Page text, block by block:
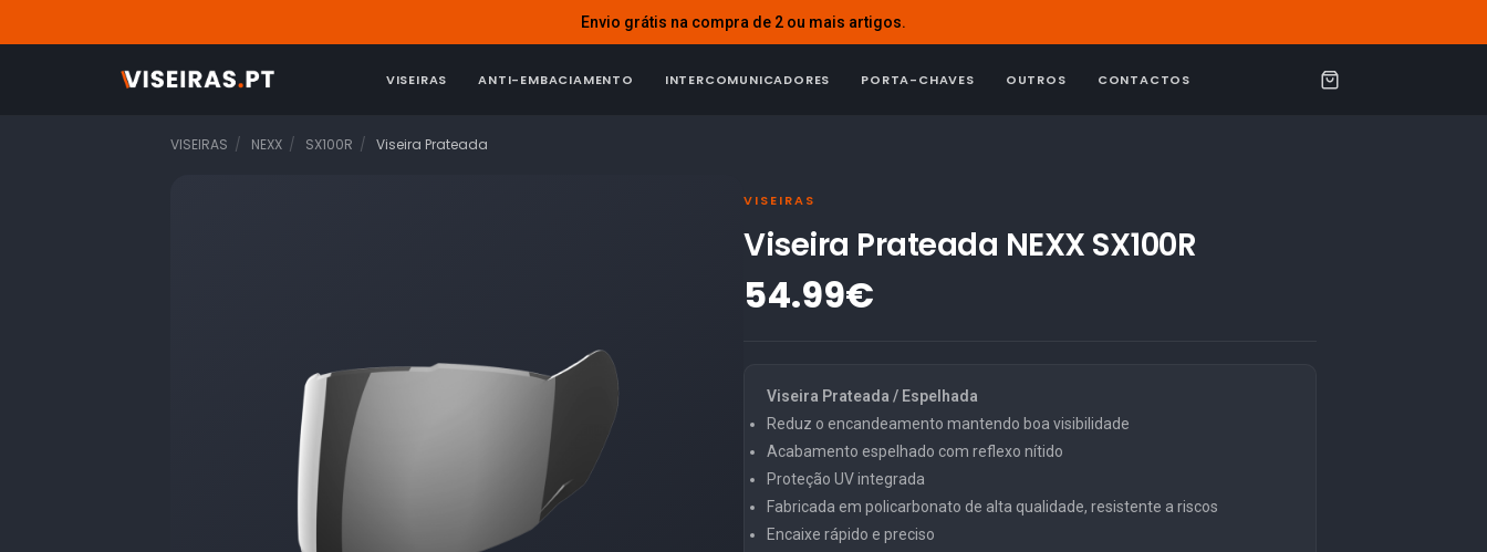
Envio grátis na compra de 2 ou mais artigos.
VISEIRAS ANTI-EMBACIAMENTO INTERCOMUNICADORES PORTA-CHAVES OUTROS CONTACTOS
C
VISEIRAS NEXX SX100R Viseira Prateada
VISEIRAS
Viseira Prateada NEXX SX100R
54.99€
Viseira Prateada / Espelhada
Reduz o encandeamento mantendo boa visibilidade
Acabamento espelhado com reflexo nítido
Proteção UV integrada
Fabricada em policarbonato de alta qualidade, resistente a riscos
Encaixe rápido e preciso